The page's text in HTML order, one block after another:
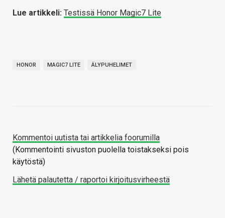
Lue artikkeli: Testissä Honor Magic7 Lite
HONOR MAGIC7 LITE ÄLYPUHELIMET
Kommentoi uutista tai artikkelia foorumilla
(Kommentointi sivuston puolella toistakseksi pois
käytöstä)
Lähetä palautetta / raportoi kirjoitusvirheestä